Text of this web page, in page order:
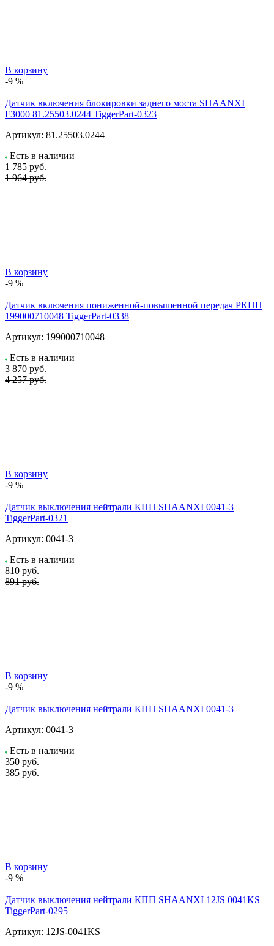
В корзину
-9 %
Датчик включения блокировки заднего моста SHAANXI
F3000 81.25503.0244 TiggerPart-0323
Артикул: 81.25503.0244
Есть в наличии
1 785 руб.
1 964 руб.
В корзину
-9 %
Датчик включения пониженной-повышенной передач РКПП
199000710048 TiggerPart-0338
Артикул: 199000710048
Есть в наличии
3 870 руб.
4 257 руб.
В корзину
-9 %
Датчик выключения нейтрали КПП SHAANXI 0041-3
TiggerPart-0321
Артикул: 0041-3
Есть в наличии
810 руб.
891 руб.
В корзину
-9 %
Датчик выключения нейтрали КПП SHAANXI 0041-3
Артикул: 0041-3
Есть в наличии
350 руб.
385 руб.
В корзину
-9 %
Датчик выключения нейтрали КПП SHAANXI 12JS 0041KS
TiggerPart-0295
Артикул: 12JS-0041KS